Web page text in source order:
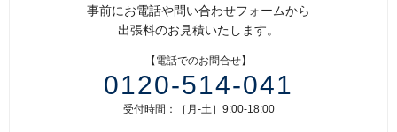
事前にお電話や問い合わせフォームから
出張料のお見積いたします。
【電話でのお問合せ】
0120-514-041
受付時間：［月-土］9:00-18:00